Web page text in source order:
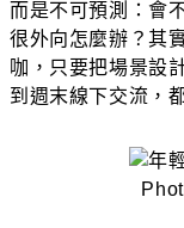
而是不可預測：會
很外向怎麼辦？其
咖，只要把場景設
到週末線下交流，